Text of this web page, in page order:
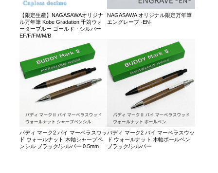
【限定生産】NAGASAWAオリジナ
ル万年筆 Kobe Gradation 千苅ウォ
ーターブルー ゴールド・シルバー
EF/F/FM/M/B
NAGASAWA オリジナル限定万年筆
エングレーブ -EN-
バディ マーク2 バイ マーベラスウッ
ド ウォールナット 木軸シャープペ
ンシル ブラック/シルバー 0.5mm
バディ マーク2 バイ マーベラスウッ
ド ウォールナット 木軸ボールペン
ブラック/シルバー